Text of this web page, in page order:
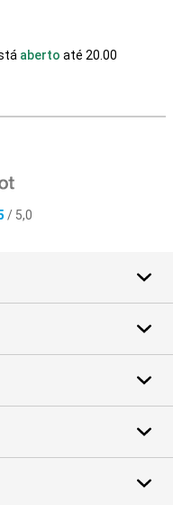
aberto até 20.00
/ 5,0